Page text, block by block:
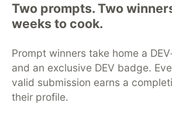
Two prompts. Two
weeks to cook.
Prompt winners take home a
and an exclusive DEV badge.
valid submission earns a
their profile.
DEV Community— A space to discuss
development and manage your
Home
DEV Challenges
Organization Accounts
DEV Showcase
Free Postgres Database
DEV
Code of Conduct
Privacy Policy
Built on
Forem